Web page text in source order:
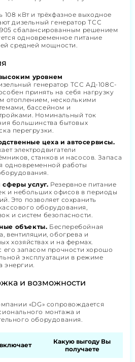
кВт и трёхфазное выходное
дизельный генератор ТСС
сбалансированным решением
одновременное питание
средней мощности.
уровнем
генератор ТСС АД-108С-
принять на себя нагрузку
отоплением, несколькими
бассейном и
Номинальный ток
большинства бытовых
перегрузки.
цеха и автосервисы.
электродвигатели
станков и насосов. Запаса
одновременной работы
услуг. Резервное питание
и небольших офисов в периоды
Это позволяет сохранить
оборудования,
и систем безопасности.
объекты. Бесперебойная
вентиляции, обогрева и
хозяйствах и на фермах.
его запасом прочности хорошо
эксплуатации в режиме
энергии.
и возможности
«DG» сопровождается
монтажа и
оборудования.
Какую выгоду Вы
получаете